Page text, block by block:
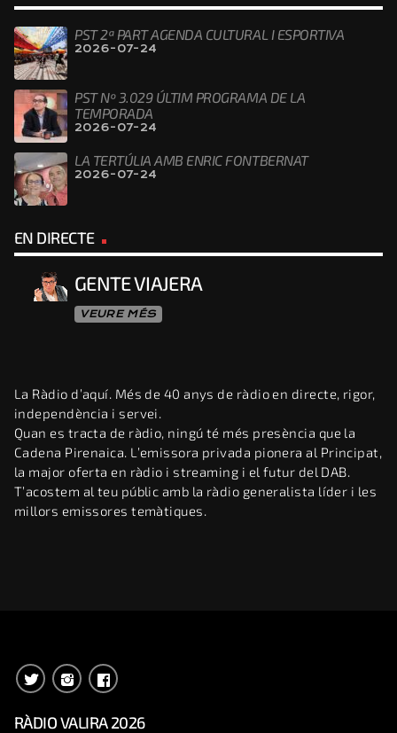
PST 2ª PART AGENDA CULTURAL I ESPORTIVA
2026-07-24
PST Nº 3.029 ÚLTIM PROGRAMA DE LA
TEMPORADA
2026-07-24
LA TERTÚLIA AMB ENRIC FONTBERNAT
2026-07-24
EN DIRECTE
GENTE VIAJERA
VEURE MÉS
La Ràdio d’aquí. Més de 40 anys de ràdio en directe, rigor,
independència i servei.
Quan es tracta de ràdio, ningú té més presència que la
Cadena Pirenaica. L’emissora privada pionera al Principat,
la major oferta en ràdio i streaming i el futur del DAB.
T’acostem al teu públic amb la ràdio generalista líder i les
millors emissores temàtiques.
RÀDIO VALIRA 2026